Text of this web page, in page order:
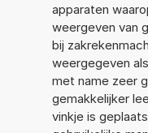
apparaten
weergeven van
bij
weergegeven
met name zeer
gemakkelijker
vinkje is